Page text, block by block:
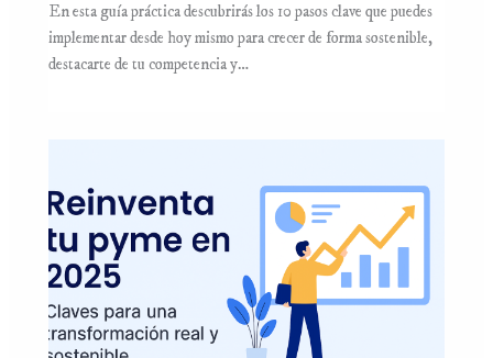
En esta guía práctica descubrirás los 10 pasos clave que puedes
implementar desde hoy mismo para crecer de forma sostenible,
destacarte de tu competencia y…